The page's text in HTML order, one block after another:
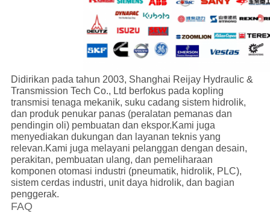
Didirikan pada tahun 2003, Shanghai Reijay Hydraulic &
Transmission Tech Co., Ltd berfokus pada kopling
transmisi tenaga mekanik, suku cadang sistem hidrolik,
dan produk penukar panas (peralatan pemanas dan
pendingin oli) pembuatan dan ekspor.Kami juga
menyediakan dukungan dan layanan teknis yang
relevan.Kami juga melayani pelanggan dengan desain,
perakitan, pembuatan ulang, dan pemeliharaan
komponen otomasi industri (pneumatik, hidrolik, PLC),
sistem cerdas industri, unit daya hidrolik, dan bagian
penggerak.
FAQ